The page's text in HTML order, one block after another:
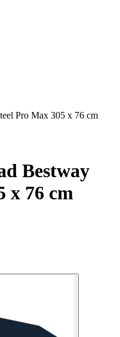
Pro Max 305 x 76 cm
Bestway
x 76 cm